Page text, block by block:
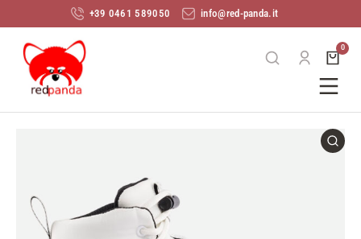
+39 0461 589050 info@red-panda.it